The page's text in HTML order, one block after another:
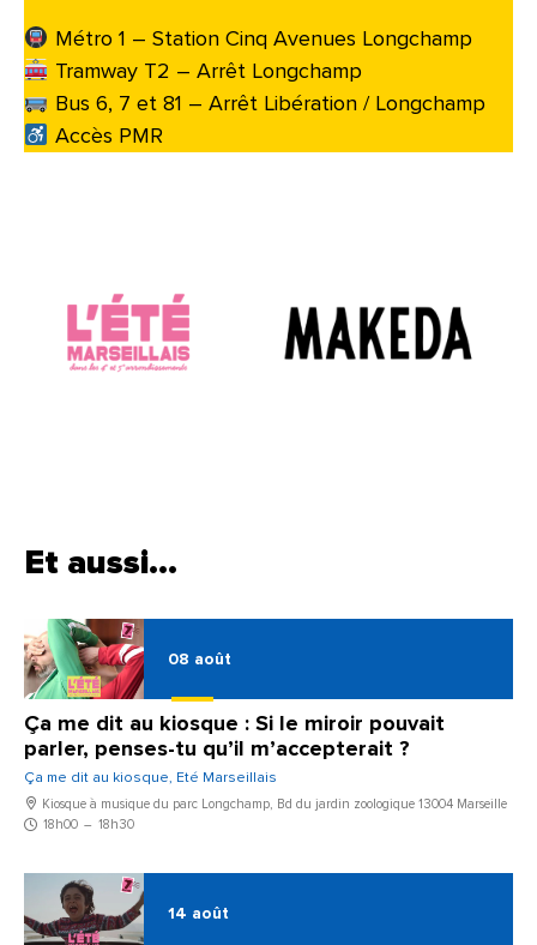
Métro 1 – Station Cinq Avenues Longchamp
Tramway T2 – Arrêt Longchamp
Bus 6, 7 et 81 – Arrêt Libération / Longchamp
Accès PMR
Et aussi…
Ça me dit au kiosque : Si le miroir pouvait
parler, penses-tu qu’il m’accepterait ?
Ça me dit au kiosque, Eté Marseillais
Kiosque à musique du parc Longchamp, Bd du jardin zoologique 13004 Marseille
18h00 – 18h30
08 août
14 août